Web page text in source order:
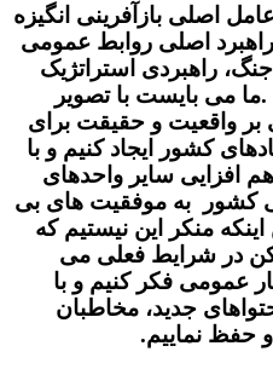
اصلی بازآفرینی انگیزه
اصلی روابط عمومی
راهبردی استراتژیک
می بایست با تصویر
واقعیت و حقیقت برای
کشور ایجاد کنیم و با
افزایی سایر واحدهای
کشور به موفقیت های بی
منکر این نیستیم که
در شرایط فعلی می
عمومی فکر کنیم و با
جدید، مخاطبان
حفظ نماییم.